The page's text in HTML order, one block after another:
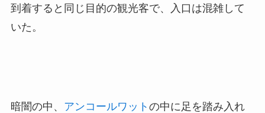
到着すると同じ目的の観光客で、入口は混雑して
いた。
暗闇の中、 アンコールワット の中に足を踏み入れ